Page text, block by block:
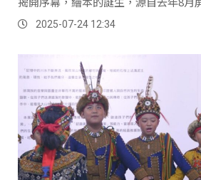
合作策劃的同名展覽，孩子們透過創
著大山林裡的母體文化與自然共生的
與大家分享。
2025-07-24 12:34